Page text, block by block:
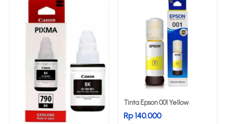
Tinta Epson 001 Yellow
Rp 140.000